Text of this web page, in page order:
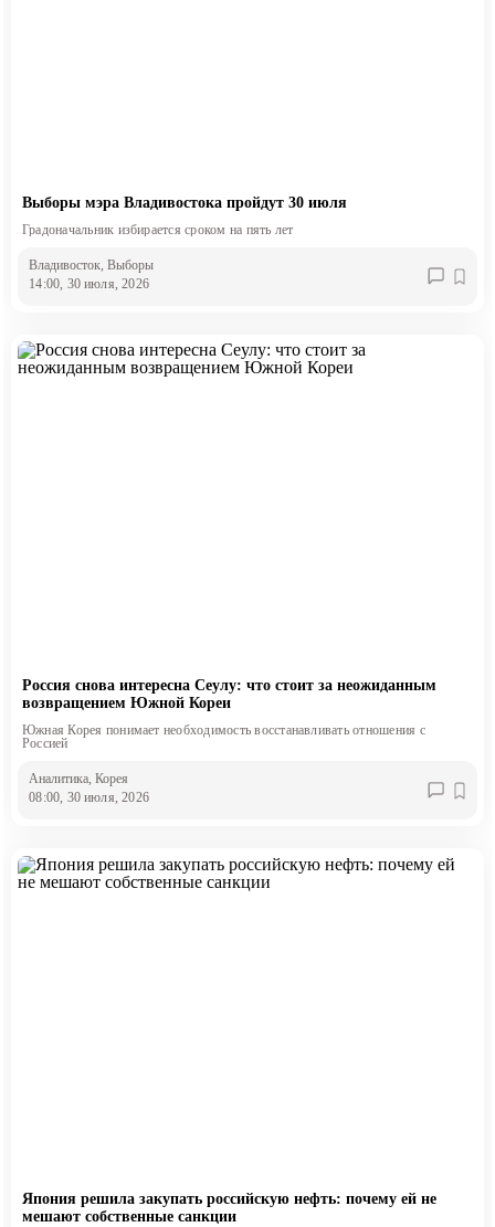
Выборы мэра Владивостока пройдут 30 июля
Градоначальник избирается сроком на пять лет
Владивосток , Выборы
14:00, 30 июля, 2026
Россия снова интересна Сеулу: что стоит за неожиданным
возвращением Южной Кореи
Южная Корея понимает необходимость восстанавливать отношения с
Россией
Аналитика , Корея
08:00, 30 июля, 2026
Япония решила закупать российскую нефть: почему ей не
мешают собственные санкции